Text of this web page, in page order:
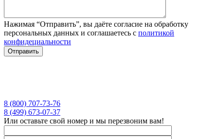
Нажимая “Отправить”, вы даёте согласие на обработку
персональных данных и соглашаетесь с политикой
конфидециальности
8 (800) 707-73-76
8 (499) 673-07-37
Или оставьте свой номер и мы перезвоним вам!